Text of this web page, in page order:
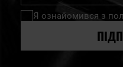
нашу
розсилку
Я ознайомився з